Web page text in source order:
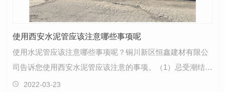
使用西安水泥管应该注意哪些事项呢
使用水泥管应该注意哪些事项呢？铜川新区恒鑫建材有限公
司告诉您使用西安水泥管应该注意的事项。（1）忌受潮结硬
受潮结硬的水泥会降低甚至丧失原有强度，所以，出…
2022-03-23